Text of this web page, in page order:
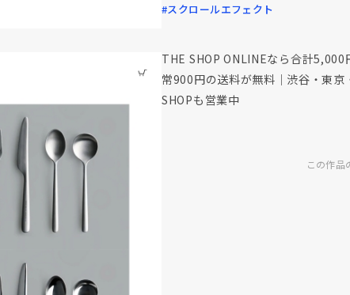
#スクロールエフェクト
THE SHOP ONLINEなら合計5,000
常900円の送料が無料｜渋谷・東京
SHOPも営業中
この作品